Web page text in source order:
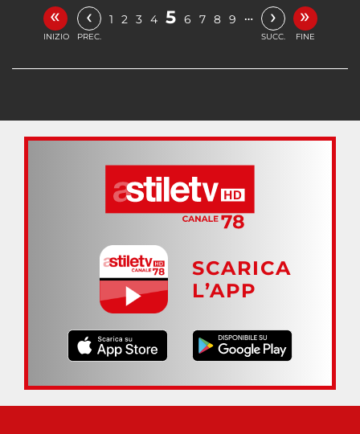
«
INIZIO
‹
PREC.
1 2 3 4 5 6 7 8 9 … ›
SUCC.
»
FINE
SCARICA
L’APP